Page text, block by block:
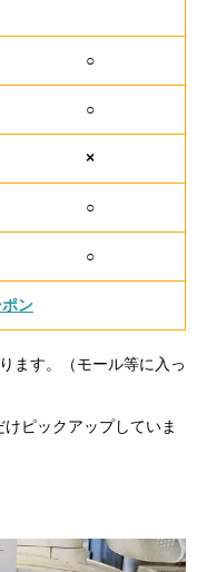
○
○
×
○
○
ン
ます。（モール等に入っ
ピックアップしていま